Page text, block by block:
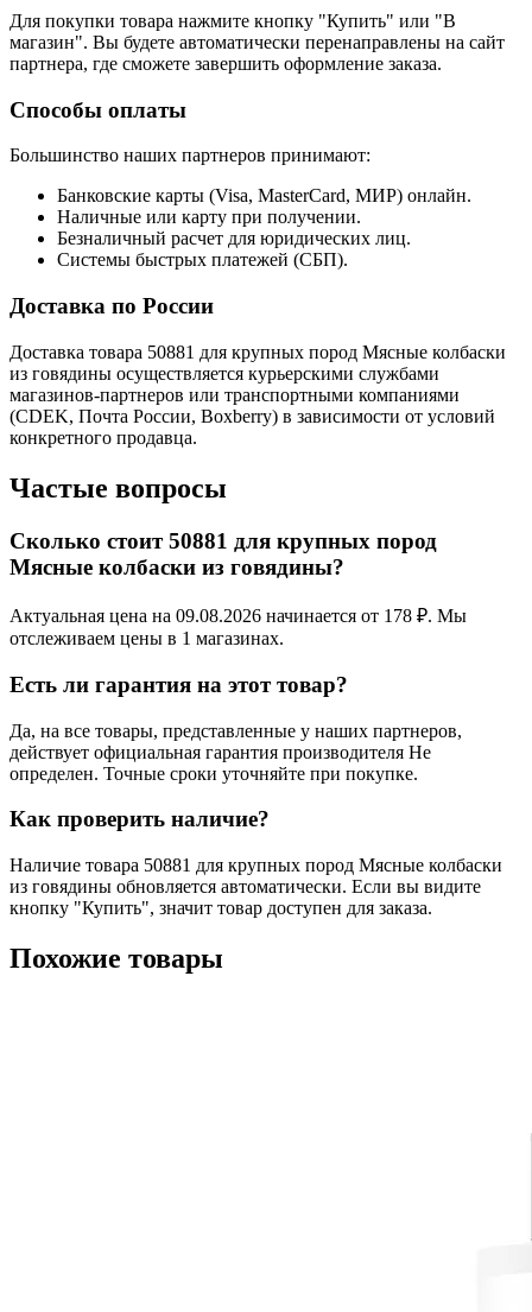
Для покупки товара нажмите кнопку "Купить" или "В
магазин". Вы будете автоматически перенаправлены на сайт
партнера, где сможете завершить оформление заказа.
Способы оплаты
Большинство наших партнеров принимают:
Банковские карты (Visa, MasterCard, МИР) онлайн.
Наличные или карту при получении.
Безналичный расчет для юридических лиц.
Системы быстрых платежей (СБП).
Доставка по России
Доставка товара 50881 для крупных пород Mясные колбаски
из говядины осуществляется курьерскими службами
магазинов-партнеров или транспортными компаниями
(CDEK, Почта России, Boxberry) в зависимости от условий
конкретного продавца.
Частые вопросы
Сколько стоит 50881 для крупных пород
Mясные колбаски из говядины?
Актуальная цена на 09.08.2026 начинается от 178 ₽. Мы
отслеживаем цены в 1 магазинах.
Есть ли гарантия на этот товар?
Да, на все товары, представленные у наших партнеров,
действует официальная гарантия производителя Не
определен. Точные сроки уточняйте при покупке.
Как проверить наличие?
Наличие товара 50881 для крупных пород Mясные колбаски
из говядины обновляется автоматически. Если вы видите
кнопку "Купить", значит товар доступен для заказа.
Похожие товары